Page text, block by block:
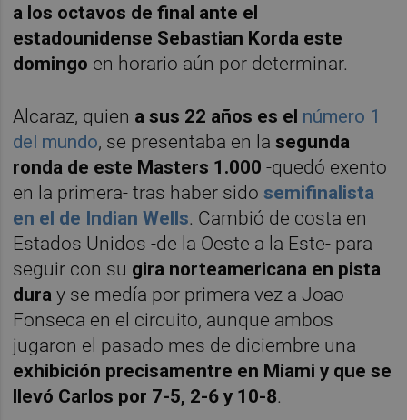
a los octavos de final ante el
estadounidense Sebastian Korda este
domingo en horario aún por determinar.
Alcaraz, quien a sus 22 años es el número 1
del mundo, se presentaba en lasegunda
ronda de este Masters 1.000 -quedó exento
en la primera- tras haber sidosemifinalista
en el de Indian Wells. Cambió de costa en
Estados Unidos -de la Oeste a la Este- para
seguir con su gira norteamericana en pista
duray se medía por primera vez a Joao
Fonseca en el circuito, aunque ambos
jugaron el pasado mes de diciembre una
exhibición precisamentre en Miami y que se
llevó Carlos por 7-5, 2-6 y 10-8.